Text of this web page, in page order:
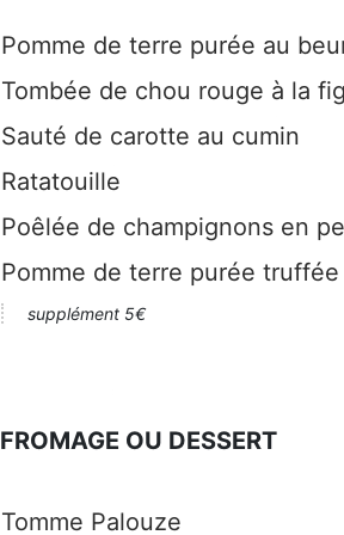
Pomme de terre purée au
Tombée de chou rouge à la
Sauté de carotte au cumin
Ratatouille
Poêlée de champignons en
Pomme de terre purée truffée
supplément 5€
FROMAGE OU DESSERT
Tomme Palouze